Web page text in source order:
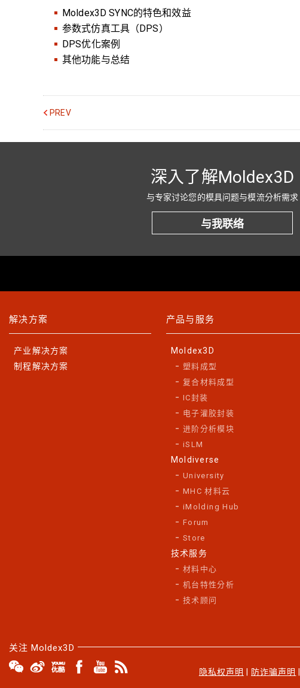
Moldex3D SYNC的特色和效益
参数式仿真工具（DPS）
DPS优化案例
其他功能与总结
PREV
深入了解Moldex3D
与专家讨论您的模具问题与模流分析需求
与我联络
解决方案
产业解决方案
制程解决方案
产品与服务
Moldex3D
塑料成型
复合材料成型
IC封装
电子灌胶封装
进阶分析模块
iSLM
Moldiverse
University
MHC 材料云
iMolding Hub
Forum
Store
技术服务
材料中心
机台特性分析
技术顾问
关注 Moldex3D
隐私权声明 防诈骗声明